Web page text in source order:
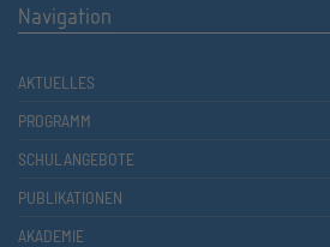
Navigation
AKTUELLES
PROGRAMM
SCHULANGEBOTE
PUBLIKATIONEN
AKADEMIE